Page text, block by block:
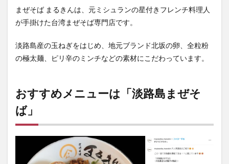
まぜそば まるきんは、元ミシュランの星付きフレンチ料理人
が手掛けた台湾まぜそば専門店です。
淡路島産の玉ねぎをはじめ、地元ブランド北坂の卵、全粒粉
の極太麺、ピリ辛のミンチなどの素材にこだわっています。
おすすめメニューは「淡路島まぜそ
ば」